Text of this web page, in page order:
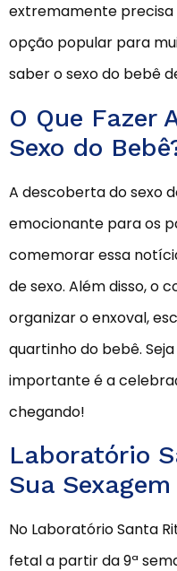
extremamente precisa
opção popular para
saber o sexo do bebê
O Que Fazer
Sexo do
A descoberta do sexo
emocionante para os
comemorar essa
de sexo. Além disso, o
organizar o enxoval,
quartinho do bebê.
importante é a
chegando!
Laboratório
Sua
No Laboratório Santa
fetal a partir da 9ª